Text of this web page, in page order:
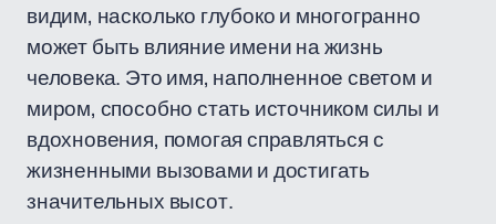
видим, насколько глубоко и многогранно
может быть влияние имени на жизнь
человека. Это имя, наполненное светом и
миром, способно стать источником силы и
вдохновения, помогая справляться с
жизненными вызовами и достигать
значительных высот.